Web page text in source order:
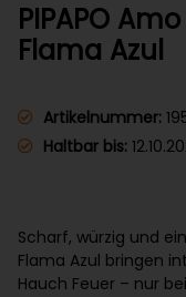
PIPAPO
Flama Azul
Artikelnummer:
Haltbar bis:
Scharf, würzig und
Flama Azul bringen
Hauch Feuer – nur